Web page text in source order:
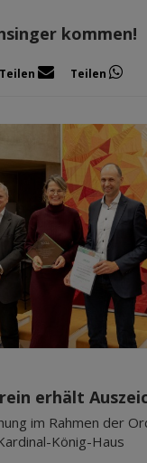
kommen!
Teilen Teilen
erhält
im Rahmen der
König-Haus